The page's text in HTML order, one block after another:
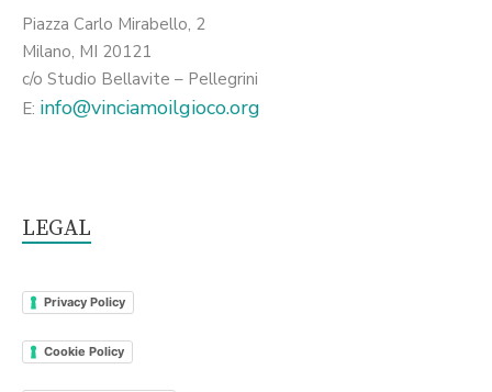
Piazza Carlo Mirabello, 2
Milano, MI 20121
c/o Studio Bellavite – Pellegrini
E: info@vinciamoilgioco.org
LEGAL
Privacy Policy
Cookie Policy